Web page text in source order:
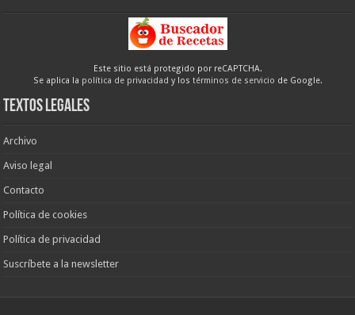
Este sitio está protegido por reCAPTCHA.
Se aplica la política de privacidad y los términos de servicio de Google.
Textos legales
Archivo
Aviso legal
Contacto
Política de cookies
Política de privacidad
Suscríbete a la newsletter